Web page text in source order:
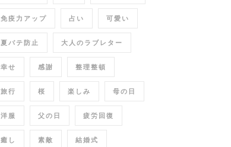
免疫力アップ 占い 可愛い
夏バテ防止 大人のラブレター
幸せ 感謝 整理整頓
旅行 桜 楽しみ 母の日
洋服 父の日 疲労回復
癒し 素敵 結婚式